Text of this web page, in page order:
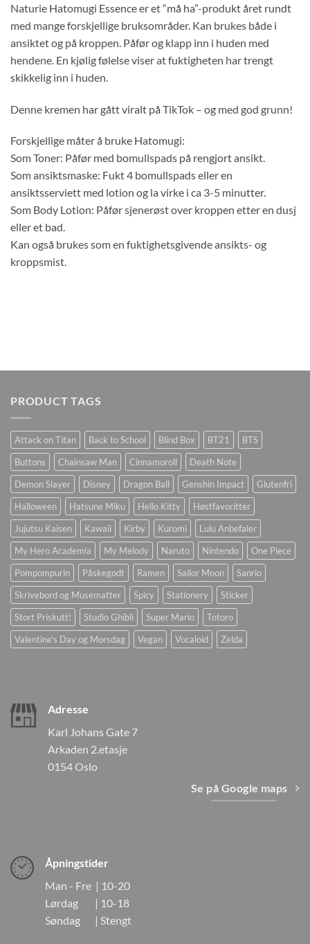
Naturie Hatomugi Essence er et “må ha”-produkt året rundt
med mange forskjellige bruksområder. Kan brukes både i
ansiktet og på kroppen. Påfør og klapp inn i huden med
hendene. En kjølig følelse viser at fuktigheten har trengt
skikkelig inn i huden.
Denne kremen har gått viralt på TikTok – og med god grunn!
Forskjellige måter å bruke Hatomugi:
Som Toner: Påfør med bomullspads på rengjort ansikt.
Som ansiktsmaske: Fukt 4 bomullspads eller en
ansiktsserviett med lotion og la virke i ca 3-5 minutter.
Som Body Lotion: Påfør sjenerøst over kroppen etter en dusj
eller et bad.
Kan også brukes som en fuktighetsgivende ansikts- og
kroppsmist.
PRODUCT TAGS
Attack on Titan Back to School Blind Box BT21
BTS
Buttons
Chainsaw Man Cinnamoroll
Death Note
Demon Slayer
Disney Dragon Ball Genshin Impact
Glutenfri
Halloween
Hatsune Miku Hello Kitty
Høstfavoritter
Jujutsu Kaisen
Kawaii Kirby Kuromi
Lulu Anbefaler
My Hero Academia
My Melody Naruto Nintendo
One Piece
Pompompurin
Påskegodt Ramen Sailor Moon
Sanrio
Skrivebord og Musematter
Spicy Stationery
Sticker
Stort Priskutt!
Studio Ghibli Super Mario
Totoro
Valentine's Day og Morsdag
Vegan Vocaloid Zelda
Adresse
Karl Johans Gate 7
Arkaden 2.etasje
0154 Oslo
Se på Google maps
Åpningstider
Man - Fre | 10-20
Lørdag | 10-18
Søndag | Stengt